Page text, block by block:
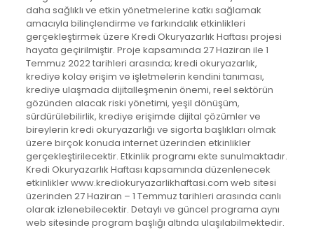
daha sağlıklı ve etkin yönetmelerine katkı sağlamak
amacıyla bilinçlendirme ve farkındalık etkinlikleri
gerçekleştirmek üzere Kredi Okuryazarlık Haftası projesi
hayata geçirilmiştir. Proje kapsamında 27 Haziran ile 1
Temmuz 2022 tarihleri arasında; kredi okuryazarlık,
krediye kolay erişim ve işletmelerin kendini tanıması,
krediye ulaşmada dijitalleşmenin önemi, reel sektörün
gözünden alacak riski yönetimi, yeşil dönüşüm,
sürdürülebilirlik, krediye erişimde dijital çözümler ve
bireylerin kredi okuryazarlığı ve sigorta başlıkları olmak
üzere birçok konuda internet üzerinden etkinlikler
gerçekleştirilecektir. Etkinlik programı ekte sunulmaktadır.
Kredi Okuryazarlık Haftası kapsamında düzenlenecek
etkinlikler www.krediokuryazarlikhaftasi.com web sitesi
üzerinden 27 Haziran – 1 Temmuz tarihleri arasında canlı
olarak izlenebilecektir. Detaylı ve güncel programa aynı
web sitesinde program başlığı altında ulaşılabilmektedir.